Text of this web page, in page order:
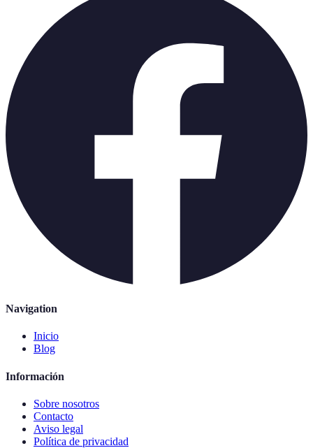
Navigation
Inicio
Blog
Información
Sobre nosotros
Contacto
Aviso legal
Política de privacidad